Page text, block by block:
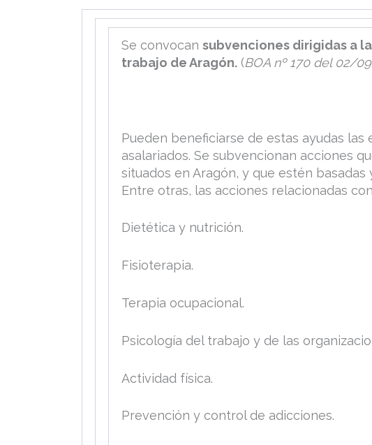
Se convocan subvenciones dirigidas a
trabajo de Aragón. (BOA nº 170 del 02/
Pueden beneficiarse de estas ayudas
asalariados. Se subvencionan acciones
situados en Aragón, y que estén
Entre otras, las acciones relacionadas
Dietética y nutrición.
Fisioterapia.
Terapia ocupacional.
Psicología del trabajo y de las
Actividad física.
Prevención y control de adicciones.